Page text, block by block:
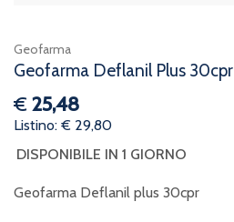
Geofarma
Geofarma Deflanil Plus 30cpr
€ 25,48
Listino: € 29,80
DISPONIBILE IN 1 GIORNO
Geofarma Deflanil plus 30cpr